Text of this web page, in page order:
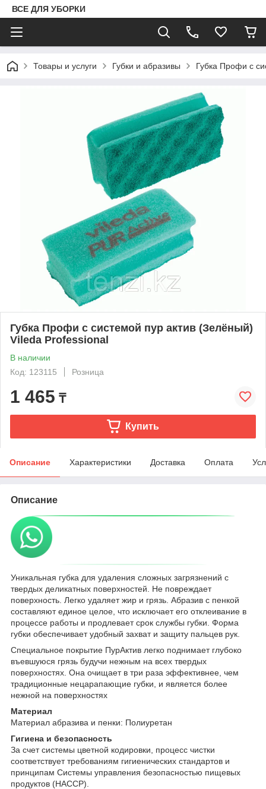
ВСЕ ДЛЯ УБОРКИ
Товары и услуги Губки и абразивы Губка Профи с
Губка Профи с системой пур актив (Зелёный)
Vileda Professional
В наличии
Код: 123115
Розница
1 465 ₸
Купить
Описание Характеристики Доставка Оплата
Описание
Уникальная губка для удаления сложных загрязнений с
твердых деликатных поверхностей. Не повреждает
поверхность. Легко удаляет жир и грязь. Абразив с пенкой
составляют единое целое, что исключает его отклеивание в
процессе работы и продлевает срок службы губки. Форма
губки обеспечивает удобный захват и защиту пальцев рук.
Специальное покрытие ПурАктив легко поднимает глубоко
въевшуюся грязь будучи нежным на всех твердых
поверхностях. Она очищает в три раза эффективнее, чем
традиционные нецарапающие губки, и является более
нежной на поверхностях
Материал
Материал абразива и пенки: Полиуретан
Гигиена и безопасность
За счет системы цветной кодировки, процесс чистки
соответствует требованиям гигиенических стандартов и
принципам Системы управления безопасностью пищевых
продуктов (HACCP).